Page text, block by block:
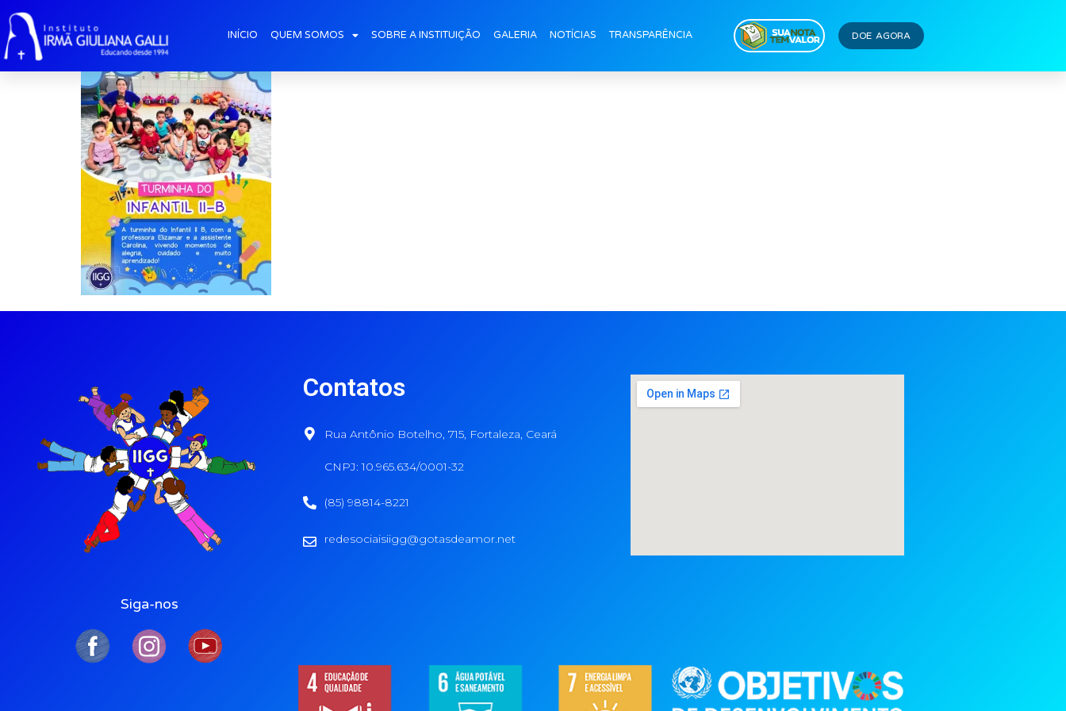
INÍCIO QUEM SOMOS SOBRE A INSTITUIÇÃO GALERIA NOTÍCIAS TRANSPARÊNCIA DOE AGORA
post2026-mai_Turminha-Infantil-II-B
Siga-nos
Contatos
Rua Antônio Botelho, 715, Fortaleza, Ceará
CNPJ: 10.965.634/0001-32
(85) 98814-8221
redesociaisiigg@gotasdeamor.net